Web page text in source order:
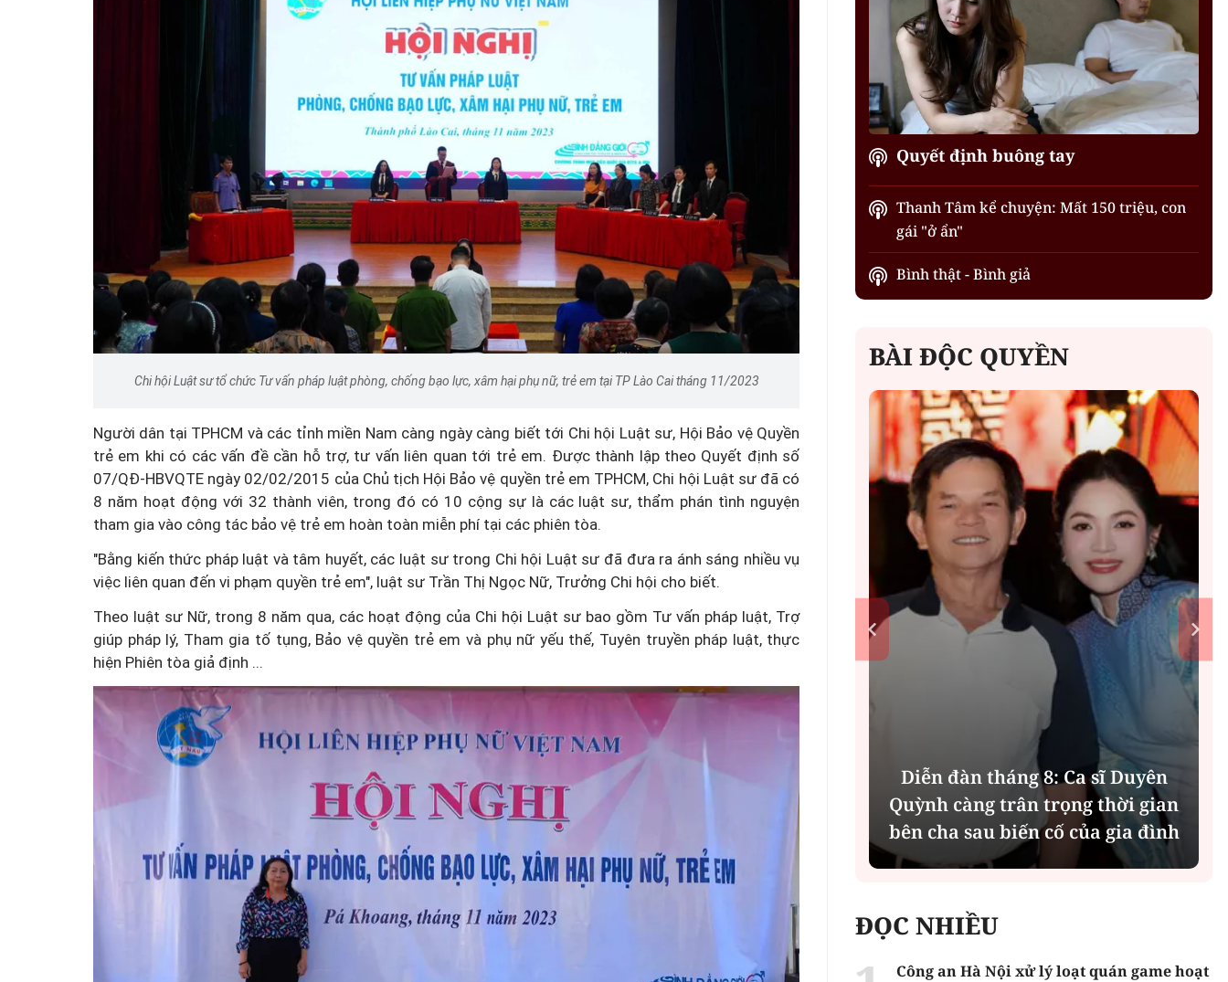
Chi hội Luật sư tổ chức Tư vấn pháp luật phòng, chống bạo lực, xâm hại phụ nữ, trẻ em tại TP Lào Cai tháng 11/2023
Người dân tại TPHCM và các tỉnh miền Nam càng ngày càng biết tới Chi hội Luật sư, Hội Bảo vệ Quyền
trẻ em khi có các vấn đề cần hỗ trợ, tư vấn liên quan tới trẻ em. Được thành lập theo Quyết định số
07/QĐ-HBVQTE ngày 02/02/2015 của Chủ tịch Hội Bảo vệ quyền trẻ em TPHCM, Chi hội Luật sư đã có
8 năm hoạt động với 32 thành viên, trong đó có 10 cộng sự là các luật sư, thẩm phán tình nguyện
tham gia vào công tác bảo vệ trẻ em hoàn toàn miễn phí tại các phiên tòa.
"Bằng kiến thức pháp luật và tâm huyết, các luật sư trong Chi hội Luật sư đã đưa ra ánh sáng nhiều vụ
việc liên quan đến vi phạm quyền trẻ em", luật sư Trần Thị Ngọc Nữ, Trưởng Chi hội cho biết.
Theo luật sư Nữ, trong 8 năm qua, các hoạt động của Chi hội Luật sư bao gồm Tư vấn pháp luật, Trợ
giúp pháp lý, Tham gia tố tụng, Bảo vệ quyền trẻ em và phụ nữ yếu thế, Tuyên truyền pháp luật, thực
hiện Phiên tòa giả định ...
Quyết định buông tay
Thanh Tâm kể chuyện: Mất 150 triệu, con
gái "ở ẩn"
Bình thật - Bình giả
BÀI ĐỘC QUYỀN
Một cuộc hôn nhân tan vỡ, 3
mảnh đất và bản án vì lẽ công
Hà Nội thu hút bác sĩ về trạm y
tế, tạo điều kiện để người dân
tiếp cận các dịch vụ y tế kỹ thuật
Diễn đàn tháng 8: Ca sĩ Duyên
Quỳnh càng trân trọng thời gian
bên cha sau biến cố của gia đình
ĐỌC NHIỀU
Công an Hà Nội xử lý loạt quán game hoạt